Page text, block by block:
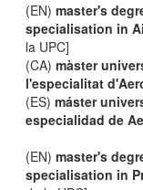
(EN)master's
specialisation in
la UPC]
(CA)màster
l'especialitat
(ES)máster
especialidad de
(EN)master's
specialisation in